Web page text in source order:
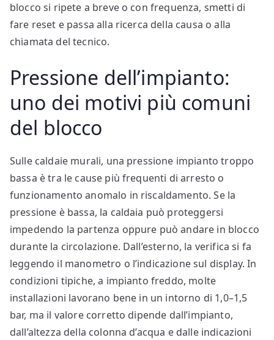
blocco si ripete a breve o con frequenza, smetti di
fare reset e passa alla ricerca della causa o alla
chiamata del tecnico.
Pressione dell’impianto:
uno dei motivi più comuni
del blocco
Sulle caldaie murali, una pressione impianto troppo
bassa è tra le cause più frequenti di arresto o
funzionamento anomalo in riscaldamento. Se la
pressione è bassa, la caldaia può proteggersi
impedendo la partenza oppure può andare in blocco
durante la circolazione. Dall’esterno, la verifica si fa
leggendo il manometro o l’indicazione sul display. In
condizioni tipiche, a impianto freddo, molte
installazioni lavorano bene in un intorno di 1,0–1,5
bar, ma il valore corretto dipende dall’impianto,
dall’altezza della colonna d’acqua e dalle indicazioni